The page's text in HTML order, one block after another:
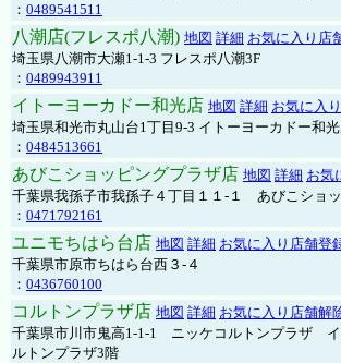
： 0489541511
八潮店(フレスポ八潮) 地図 詳細 お気に入り店
埼玉県八潮市大瀬1-1-3 フレスポ八潮3F
： 0489943911
イトーヨーカドー和光店 地図 詳細 お気に入
埼玉県和光市丸山台1丁目9-3 イトーヨーカドー和
： 0484513661
あびこショッピングプラザ店 地図 詳細 お気
千葉県我孫子市我孫子４丁目１１-１ あびこショ
： 0471792161
ユニモちはら台店 地図 詳細 お気に入り店舗登
千葉県市原市ちはら台西３-４
： 0436760100
コルトンプラザ店 地図 詳細 お気に入り店舗解
千葉県市川市鬼高1-1-1 ニッケコルトンプラザ イ
ルトンプラザ3階